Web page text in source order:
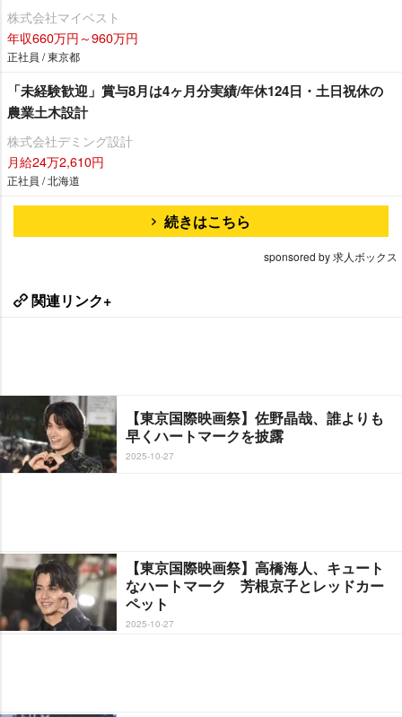
株式会社マイベスト
年収660万円～960万円
正社員 / 東京都
「未経験歓迎」賞与8月は4ヶ月分実績/年休124日・土日祝休の
農業土木設計
株式会社デミング設計
月給24万2,610円
正社員 / 北海道
続きはこちら
sponsored by 求人ボックス
関連リンク+
【東京国際映画祭】佐野晶哉、誰よりも
早くハートマークを披露
2025-10-27
【東京国際映画祭】高橋海人、キュート
なハートマーク 芳根京子とレッドカー
ペット
2025-10-27